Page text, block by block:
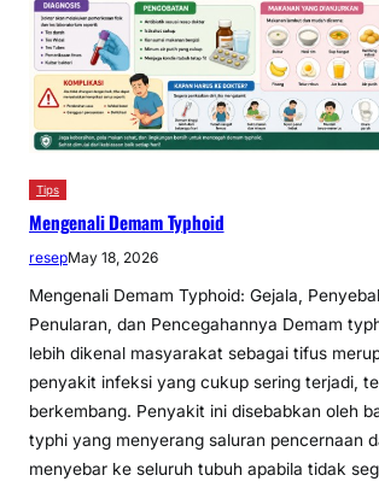
Tips
Mengenali Demam Typhoid
resepMay 18, 2026
Mengenali Demam Typhoid: Gejala,
Penularan, dan Pencegahannya Demam
lebih dikenal masyarakat sebagai tifus
penyakit infeksi yang cukup sering terjadi,
berkembang. Penyakit ini disebabkan oleh
typhi yang menyerang saluran pencernaan
menyebar ke seluruh tubuh apabila tidak